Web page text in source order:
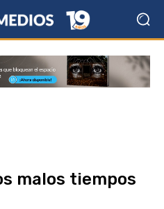
malos tiempos